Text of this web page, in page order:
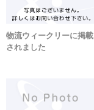
物流ウィークリーに掲載
されました